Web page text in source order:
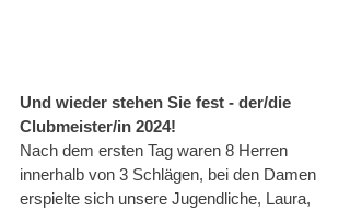
Und wieder stehen Sie fest - der/die
Clubmeister/in 2024!
Nach dem ersten Tag waren 8 Herren
innerhalb von 3 Schlägen, bei den Damen
erspielte sich unsere Jugendliche, Laura,